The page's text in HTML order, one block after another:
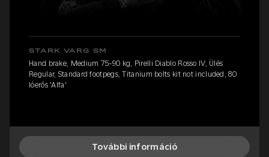
STARK VARG SM
Hand brake, Medium 75-90 kg, Pirelli Diablo Rosso IV, Ülés
Regular, Standard footpegs, Titanium bolts kit not included, 80
lóerős 'Alfa'
További információ